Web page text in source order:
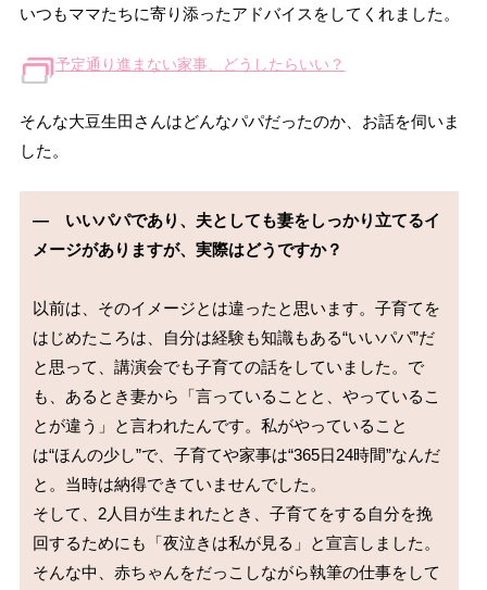
いつもママたちに寄り添ったアドバイスをしてくれました。
予定通り進まない家事、どうしたらいい？
そんな大豆生田さんはどんなパパだったのか、お話を伺いま
した。
―　いいパパであり、夫としても妻をしっかり立てるイ
メージがありますが、実際はどうですか？
以前は、そのイメージとは違ったと思います。子育てを
はじめたころは、自分は経験も知識もある“いいパパ”だ
と思って、講演会でも子育ての話をしていました。で
も、あるとき妻から「言っていることと、やっているこ
とが違う」と言われたんです。私がやっていること
は“ほんの少し”で、子育てや家事は“365日24時間”なんだ
と。当時は納得できていませんでした。
そして、2人目が生まれたとき、子育てをする自分を挽
回するためにも「夜泣きは私が見る」と宣言しました。
そんな中、赤ちゃんをだっこしながら執筆の仕事をして